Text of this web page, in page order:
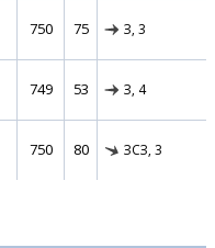
750 75 З, 3
749 53 З, 4
750 80 ЗСЗ, 3